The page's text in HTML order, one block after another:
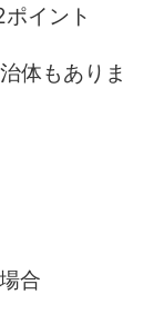
イント
体もありま
合